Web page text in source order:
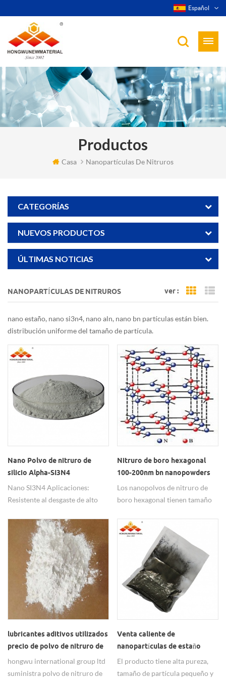
Español
Productos
Casa Nanopartículas De Nitruros
CATEGORÍAS
NUEVOS PRODUCTOS
ÚLTIMAS NOTICIAS
NANOPARTÍCULAS DE NITRUROS ver : Grid
nano estaño, nano si3n4, nano aln, nano bn partículas están bien.
distribución uniforme del tamaño de partícula.
Nano Polvo de nitruro de
silicio Alpha-SI3N4
Nanopartículas Para la
conducción de calor
Nano SI3N4 Aplicaciones:
Resistente al desgaste de alto
Sellos de goma resistentes y
neumáticos de goma, aplicación
en Anti-Corrosión y
recubrimientos resistentes al
fuego, aplicación en alta
temperatura Materiales
electrónicos aislantes,
aplicación en cerámica
inorgánica lubricantes. La
aplicación de cerámica
resistente al desgaste Chapado
compuesto en superficies
metálicas, la aplicación de
Nitruro de boro hexagonal
100-200nm bn nanopowders
Los nanopolvos de nitruro de
boro hexagonal tienen tamaño
tamaño micrón, ampliamente
utilizado en materiales
cerámicos.
lubricantes aditivos utilizados
precio de polvo de nitruro de
boro hexagonal
hongwu international group ltd
suministra polvo de nitruro de
Venta caliente de
nanopartículas de estaño
nano-polvo de nitruro de
titanio conductivo
El producto tiene alta pureza,
tamaño de partícula pequeño y